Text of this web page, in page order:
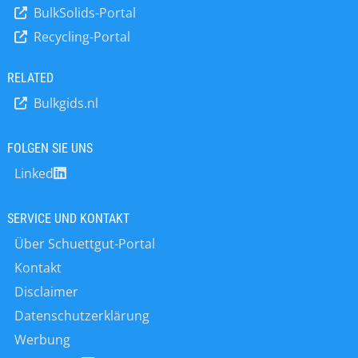
der größten petrochemischen
Unternehmen der Welt, spielt eine
führende Rolle in dieser Entwicklung.
Kunststoffverarbeitung zu Ihren
Projekten mit uns ins Gespräch
BulkSolids-Portal
Recycling-Portal
RELATED
Bulkgids.nl
FOLGEN SIE UNS
Linked
SERVICE UND KONTAKT
Über Schuettgut-Portal
Kontakt
Disclaimer
Datenschutzerklärung
Werbung